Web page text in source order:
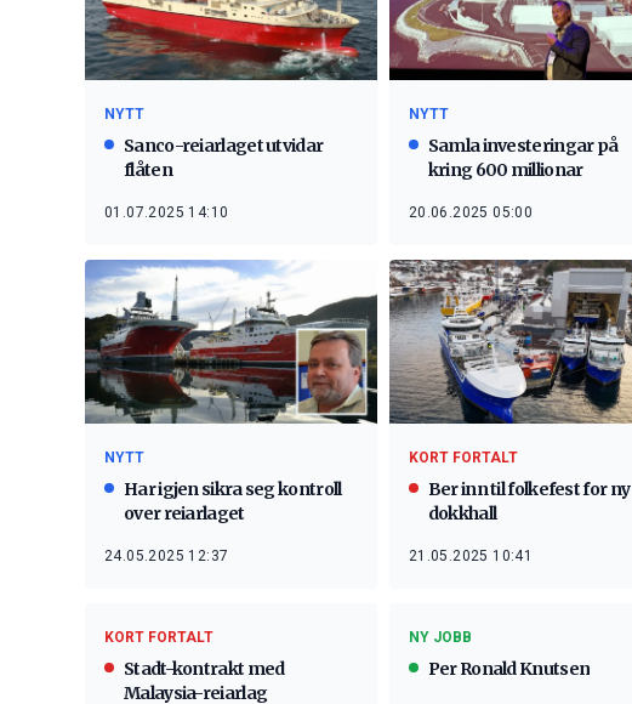
NYTT
Sanco-reiarlaget utvidar
flåten
01.07.2025 14:10
NYTT
Samla investeringar på
kring 600 millionar
20.06.2025 05:00
NYTT
Har igjen sikra seg kontroll
over reiarlaget
24.05.2025 12:37
KORT FORTALT
Ber inn til folkefest for ny
dokkhall
21.05.2025 10:41
KORT FORTALT
Stadt-kontrakt med
Malaysia-reiarlag
NY JOBB
Per Ronald Knutsen